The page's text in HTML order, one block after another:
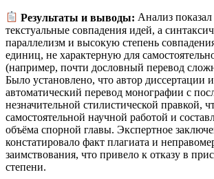
Результаты и выводы: Анализ
текстуальные совпадения идей, а
параллелизм и высокую степень
единиц, не характерную для
(например, почти дословный перевод
Было установлено, что автор диссертации
автоматический перевод монографии с
незначительной стилистической правкой,
самостоятельной научной работой и
объёма спорной главы. Экспертное
констатировало факт плагиата и
заимствования, что привело к отказу в
степени.